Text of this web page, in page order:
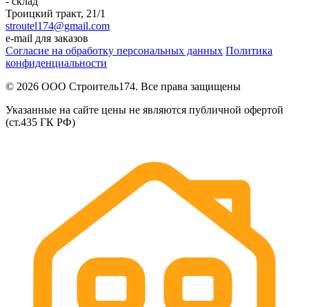
Троицкий тракт, 21/1
stroutel174@gmail.com
e-mail для заказов
Согласие на обработку персональных данных Политика
конфиденциальности
© 2026 ООО Строитель174. Все права защищены
Указанные на сайте цены не являются публичной офертой
(ст.435 ГК РФ)